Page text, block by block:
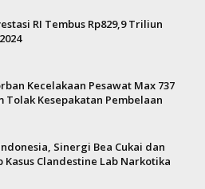
RI Tembus Rp829,9 Triliun
Kecelakaan Pesawat Max 737
Tolak Kesepakatan Pembelaan
Sinergi Bea Cukai dan
Kasus Clandestine Lab Narkotika